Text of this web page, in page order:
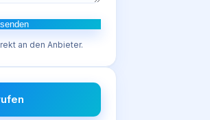
an den Anbieter.